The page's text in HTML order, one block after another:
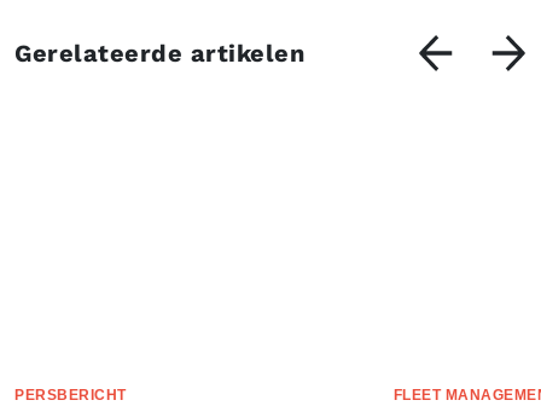
Gerelateerde artikelen
PERSBERICHT FLEET